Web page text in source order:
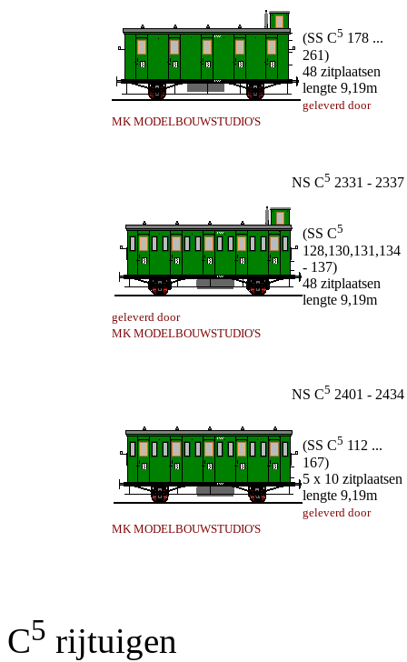
(SS C5 178 ...
261)
48 zitplaatsen
lengte 9,19m
geleverd door
MK MODELBOUWSTUDIO'S
NS C5 2331 - 2337
(SS C5
128,130,131,134
- 137)
48 zitplaatsen
lengte 9,19m
geleverd door
MK MODELBOUWSTUDIO'S
NS C5 2401 - 2434
(SS C5 112 ...
167)
5 x 10 zitplaatsen
lengte 9,19m
geleverd door
MK MODELBOUWSTUDIO'S
C5 rijtuigen